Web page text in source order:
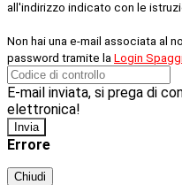
all'indirizzo indicato con le
Non hai una e-mail associata al
password tramite la Login
E-mail inviata, si prega di
elettronica!
Errore
Chiudi